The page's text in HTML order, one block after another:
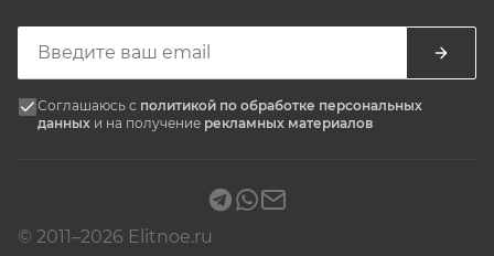
Соглашаюсь с политикой по обработке персональных
данных и на получение рекламных материалов
© 2011–2026 Elitnoe.ru